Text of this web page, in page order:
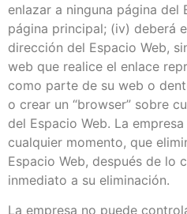
enlazar a ninguna página del
página principal; (iv) deberá
dirección del Espacio Web,
web que realice el enlace
como parte de su web o
o crear un “browser” sobre
del Espacio Web. La
cualquier momento, que
Espacio Web, después de lo
inmediato a su eliminación.
La empresa no puede